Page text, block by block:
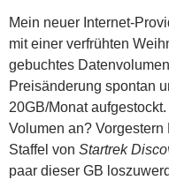
Mein neuer Internet-
mit einer verfrühten
gebuchtes
Preisänderung spontan
20GB/Monat
Volumen an?
Staffel von Startrek
paar dieser GB